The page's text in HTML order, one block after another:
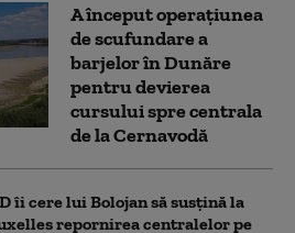
A început operațiunea
de scufundare a
barjelor în Dunăre
pentru devierea
cursului spre centrala
de la Cernavodă
îi cere lui Bolojan să susțină la
repornirea centralelor pe